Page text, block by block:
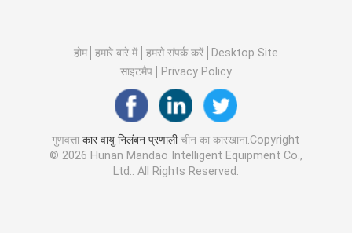
होम हमारे बारे में हमसे संपर्क करें
Desktop Site
साइटमैप
Privacy Policy
गुणवत्ताकार वायु निलंबन प्रणालीचीन का कारखाना.Copyright
© 2026 Hunan Mandao Intelligent Equipment Co.,
Ltd.. All Rights Reserved.